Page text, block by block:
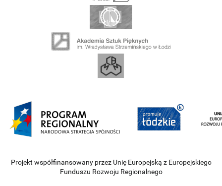
Projekt współfinansowany przez Unię Europejską z Europejskiego
Funduszu Rozwoju Regionalnego